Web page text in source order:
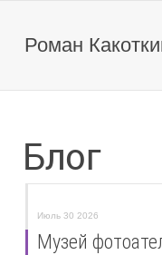
Роман
Блог
Июль 30 2026
Музей